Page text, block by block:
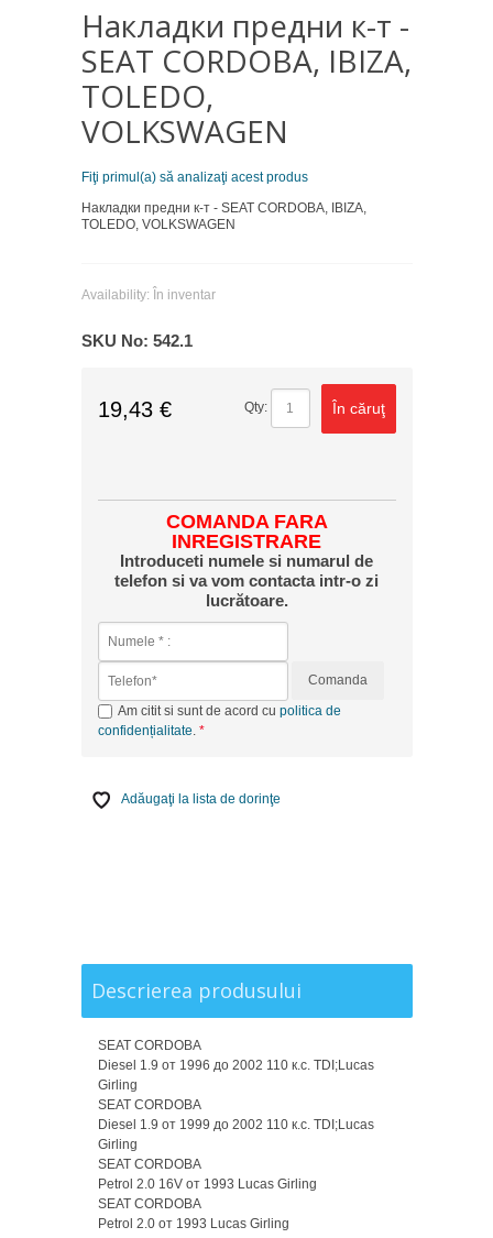
Накладки предни к-т -
SEAT CORDOBA, IBIZA,
TOLEDO,
VOLKSWAGEN
Fiţi primul(a) să analizaţi acest produs
Накладки предни к-т - SEAT CORDOBA, IBIZA,
TOLEDO, VOLKSWAGEN
Availability: În inventar
SKU No: 542.1
19,43 € Qty: În căruţ
COMANDA FARA
INREGISTRARE
Introduceti numele si numarul de
telefon si va vom contacta intr-o zi
lucrătoare.
Comanda
Am citit si sunt de acord cu politica de
confidențialitate.
Adăugaţi la lista de dorinţe
Descrierea produsului
SEAT CORDOBA
Diesel 1.9 от 1996 до 2002 110 к.с. TDI;Lucas
Girling
SEAT CORDOBA
Diesel 1.9 от 1999 до 2002 110 к.с. TDI;Lucas
Girling
SEAT CORDOBA
Petrol 2.0 16V от 1993 Lucas Girling
SEAT CORDOBA
Petrol 2.0 от 1993 Lucas Girling